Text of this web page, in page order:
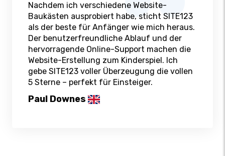
Nachdem ich verschiedene Website-
Baukästen ausprobiert habe, sticht SITE123
als der beste für Anfänger wie mich heraus.
Der benutzerfreundliche Ablauf und der
hervorragende Online-Support machen die
Website-Erstellung zum Kinderspiel. Ich
gebe SITE123 voller Überzeugung die vollen
5 Sterne – perfekt für Einsteiger.
Paul Downes